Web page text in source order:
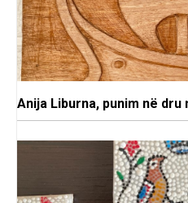
Anija Liburna, punim në dru